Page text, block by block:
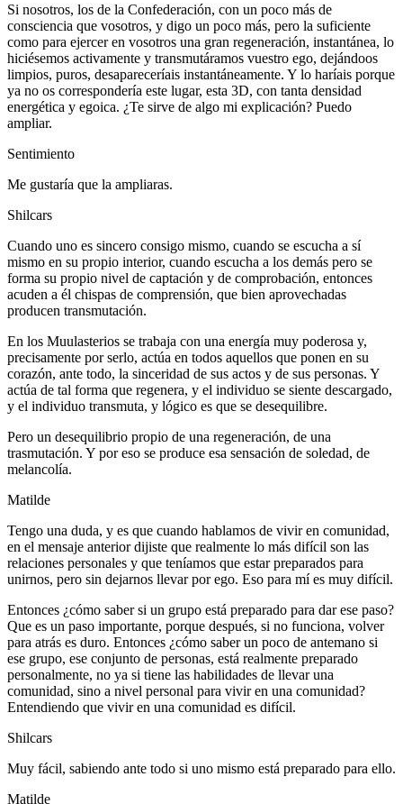
Si nosotros, los de la Confederación, con un poco más de
consciencia que vosotros, y digo un poco más, pero la suficiente
como para ejercer en vosotros una gran regeneración, instantánea, lo
hiciésemos activamente y transmutáramos vuestro ego, dejándoos
limpios, puros, desapareceríais instantáneamente. Y lo haríais porque
ya no os correspondería este lugar, esta 3D, con tanta densidad
energética y egoica. ¿Te sirve de algo mi explicación? Puedo
ampliar.
Sentimiento
Me gustaría que la ampliaras.
Shilcars
Cuando uno es sincero consigo mismo, cuando se escucha a sí
mismo en su propio interior, cuando escucha a los demás pero se
forma su propio nivel de captación y de comprobación, entonces
acuden a él chispas de comprensión, que bien aprovechadas
producen transmutación.
En los Muulasterios se trabaja con una energía muy poderosa y,
precisamente por serlo, actúa en todos aquellos que ponen en su
corazón, ante todo, la sinceridad de sus actos y de sus personas. Y
actúa de tal forma que regenera, y el individuo se siente descargado,
y el individuo transmuta, y lógico es que se desequilibre.
Pero un desequilibrio propio de una regeneración, de una
trasmutación. Y por eso se produce esa sensación de soledad, de
melancolía.
Matilde
Tengo una duda, y es que cuando hablamos de vivir en comunidad,
en el mensaje anterior dijiste que realmente lo más difícil son las
relaciones personales y que teníamos que estar preparados para
unirnos, pero sin dejarnos llevar por ego. Eso para mí es muy difícil.
Entonces ¿cómo saber si un grupo está preparado para dar ese paso?
Que es un paso importante, porque después, si no funciona, volver
para atrás es duro. Entonces ¿cómo saber un poco de antemano si
ese grupo, ese conjunto de personas, está realmente preparado
personalmente, no ya si tiene las habilidades de llevar una
comunidad, sino a nivel personal para vivir en una comunidad?
Entendiendo que vivir en una comunidad es difícil.
Shilcars
Muy fácil, sabiendo ante todo si uno mismo está preparado para ello.
Matilde